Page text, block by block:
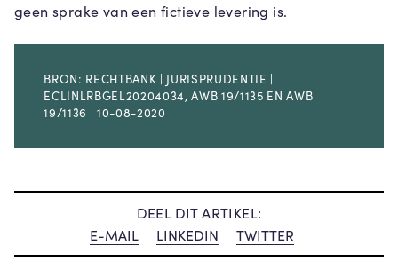
geen sprake van een fictieve levering is.
BRON: RECHTBANK | JURISPRUDENTIE |
ECLINLRBGEL20204034, AWB 19/1135 EN AWB
19/1136 | 10-08-2020
DEEL DIT ARTIKEL:
E-MAIL
LINKEDIN TWITTER